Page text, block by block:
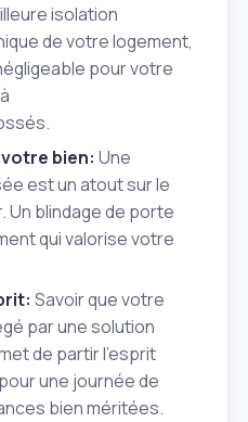
isolation
de votre logement,
pour votre
bien: Une
est un atout sur le
Un blindage de porte
qui valorise votre
Savoir que votre
par une solution
de partir l'esprit
une journée de
bien méritées.